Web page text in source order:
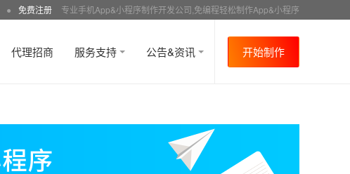
● 免费注册 专业手机App&小程序制作开发公司,免编程轻松制作App&小程序
代理招商 服务支持 公告&资讯 开始制作